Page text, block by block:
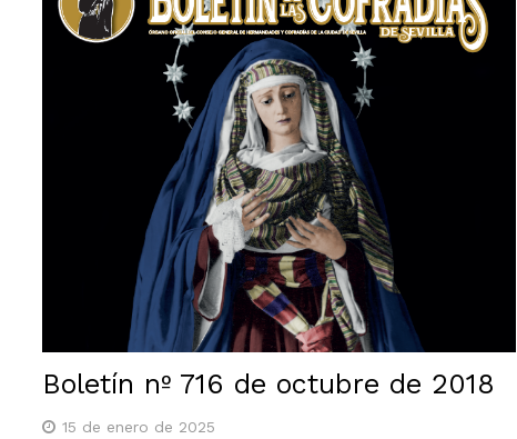
Boletín nº 716 de octubre de 2018
15 de enero de 2025